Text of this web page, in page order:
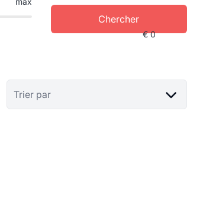
Chercher
Trier par